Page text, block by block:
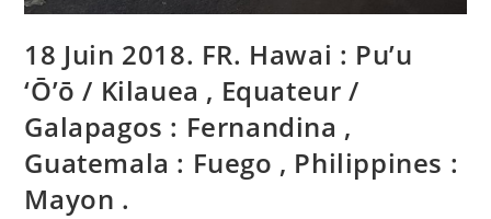
Philippines
Mayon
.
18 Juin 2018. FR. Hawai : Pu’u
‘Ō’ō / Kilauea , Equateur /
Galapagos : Fernandina ,
Guatemala : Fuego , Philippines :
Mayon .